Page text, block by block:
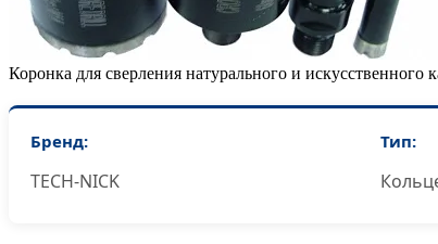
Коронка для сверления натурального и
Бренд:
TECH-NICK
Тип: